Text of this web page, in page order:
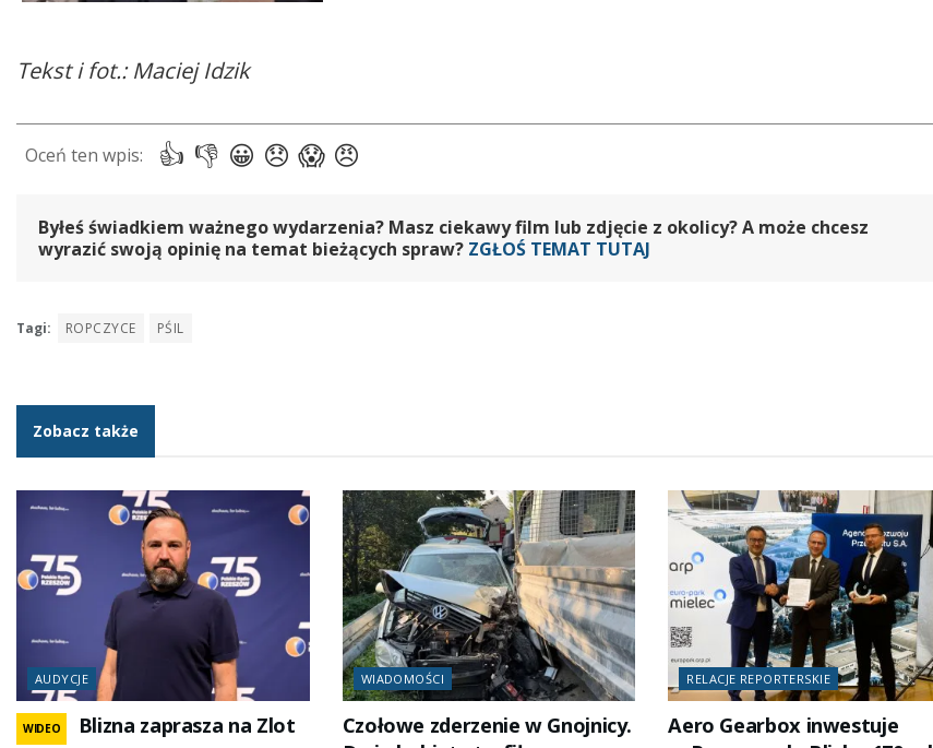
Tekst i fot.: Maciej Idzik
Byłeś świadkiem ważnego wydarzenia? Masz ciekawy film lub zdjęcie z okolicy? A może chcesz
wyrazić swoją opinię na temat bieżących spraw? ZGŁOŚ TEMAT TUTAJ
Tagi: ROPCZYCE PŚIL
Zobacz także
AUDYCJE
WIDEO
Blizna zaprasza na Zlot
WIADOMOŚCI
Czołowe zderzenie w Gnojnicy.
RELACJE REPORTERSKIE
Aero Gearbox inwestuje